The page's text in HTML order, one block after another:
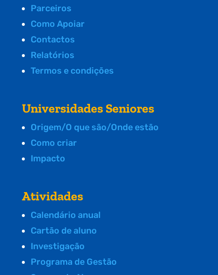
Parceiros
Como Apoiar
Contactos
Relatórios
Termos e condições
Universidades Seniores
Origem/O que são/Onde estão
Como criar
Impacto
Atividades
Calendário anual
Cartão de aluno
Investigação
Programa de Gestão